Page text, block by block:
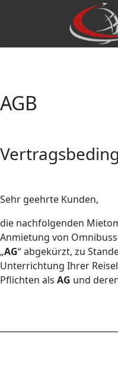
AGB
Sehr geehrte Kunden,
die nachfolgenden
Anmietung von
„AG“ abgekürzt, zu
Unterrichtung Ihrer
Pflichten als AG und